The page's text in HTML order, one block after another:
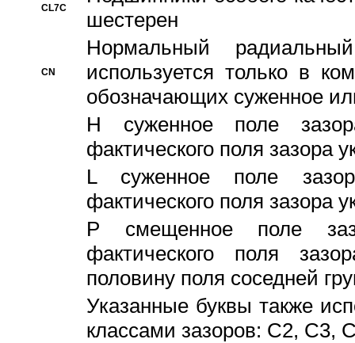
CL7C
шестерен
CN
Hормальный
используется только в
обозначающих суженное
H суженное поле
фактического поля зазора
L суженное поле
фактического поля зазора
P смещенное поле
фактического поля
половину поля соседней
Указанные буквы также
классами зазоров: С2,